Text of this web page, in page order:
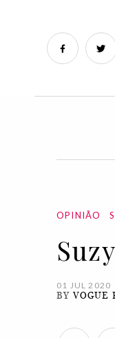
OPINIÃO
01 JUL 2020
BYVOGUE